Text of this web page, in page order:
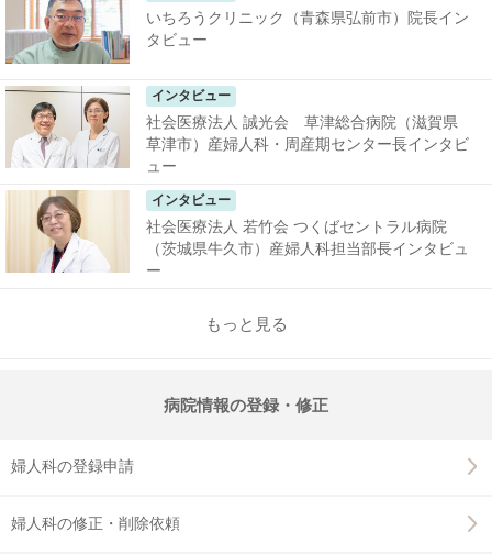
いちろうクリニック（青森県弘前市）院長イン
タビュー
インタビュー
社会医療法人 誠光会 草津総合病院（滋賀県
草津市）産婦人科・周産期センター長インタビ
ュー
インタビュー
社会医療法人 若竹会 つくばセントラル病院
（茨城県牛久市）産婦人科担当部長インタビュ
ー
もっと見る
病院情報の登録・修正
婦人科の登録申請
婦人科の修正・削除依頼